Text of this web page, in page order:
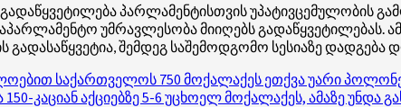
პარლამენტისთვის უპატივცემულობის
უმრავლესობა მიიღებს გადაწყვეტილებას.
შემდეგ საშემოდგომო სესიაზე დადგება
საქართველოს 750 მოქალაქეს ეთქვა უარი
კაციან აქციებზე 5-6 უცხოელ მოქალაქეს, ამაზე უნდა